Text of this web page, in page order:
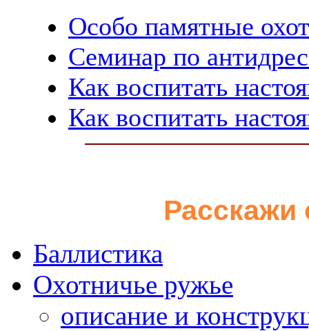
Особо памятные
Семинар по
Как воспитать
Как воспитать
Расскажи
Баллистика
Охотничье ружье
описание и